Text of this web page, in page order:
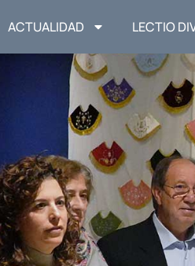
ACTUALIDAD LECTIO